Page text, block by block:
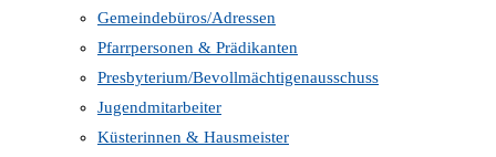
Gemeindebüros/Adressen
Pfarrpersonen & Prädikanten
Presbyterium/Bevollmächtigenausschuss
Jugendmitarbeiter
Küsterinnen & Hausmeister